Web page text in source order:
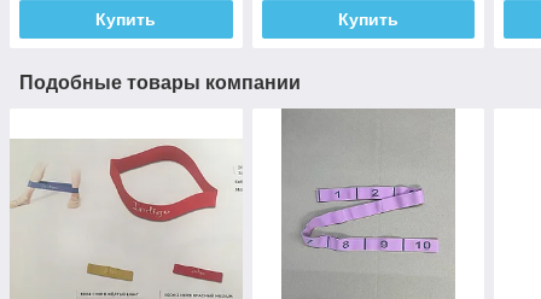
Купить Купить
Подобные товары компании